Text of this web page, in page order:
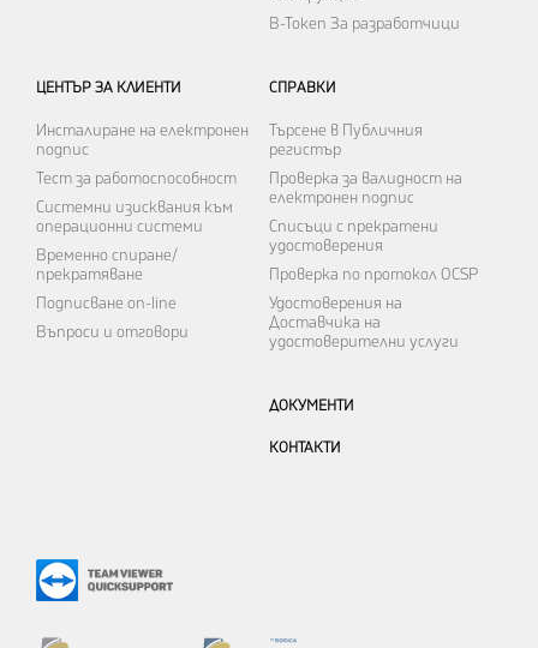
B-Token За разработчици
ЦЕНТЪР ЗА КЛИЕНТИ
Инсталиране на електронен
подпис
Тест за работоспособност
Системни изисквания към
операционни системи
Временно спиране/
прекратяване
Подписване on-line
Въпроси и отговори
СПРАВКИ
Търсене в Публичния
регистър
Проверка за валидност на
електронен подпис
Списъци с прекратени
удостоверения
Проверка по протокол OCSP
Удостоверения на
Доставчика на
удостоверителни услуги
ДОКУМЕНТИ
КОНТАКТИ